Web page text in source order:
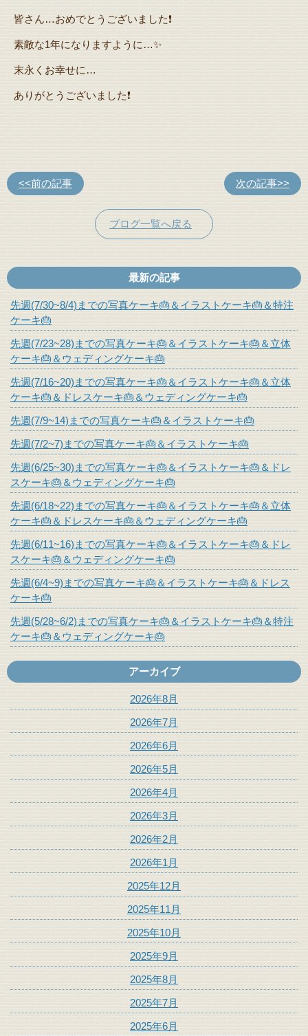
皆さん…おめでとうございました❗️
素敵な1年になりますように…✨
末永くお幸せに…
ありがとうございました❗️
次の記事>>
<<前の記事
ブログ一覧へ戻る
最新の記事
先週(7/30~8/4)までの写真ケーキ🎂＆イラストケーキ🎂＆特注
ケーキ🎂
先週(7/23~28)までの写真ケーキ🎂＆イラストケーキ🎂＆立体
ケーキ🎂＆ウェディングケーキ🎂
先週(7/16~20)までの写真ケーキ🎂＆イラストケーキ🎂＆立体
ケーキ🎂＆ドレスケーキ🎂＆ウェディングケーキ🎂
先週(7/9~14)までの写真ケーキ🎂＆イラストケーキ🎂
先週(7/2~7)までの写真ケーキ🎂＆イラストケーキ🎂
先週(6/25~30)までの写真ケーキ🎂＆イラストケーキ🎂＆ドレ
スケーキ🎂＆ウェディングケーキ🎂
先週(6/18~22)までの写真ケーキ🎂＆イラストケーキ🎂＆立体
ケーキ🎂＆ドレスケーキ🎂＆ウェディングケーキ🎂
先週(6/11~16)までの写真ケーキ🎂＆イラストケーキ🎂＆ドレ
スケーキ🎂＆ウェディングケーキ🎂
先週(6/4~9)までの写真ケーキ🎂＆イラストケーキ🎂＆ドレス
ケーキ🎂
先週(5/28~6/2)までの写真ケーキ🎂＆イラストケーキ🎂＆特注
ケーキ🎂＆ウェディングケーキ🎂
アーカイブ
2026年8月
2026年7月
2026年6月
2026年5月
2026年4月
2026年3月
2026年2月
2026年1月
2025年12月
2025年11月
2025年10月
2025年9月
2025年8月
2025年7月
2025年6月